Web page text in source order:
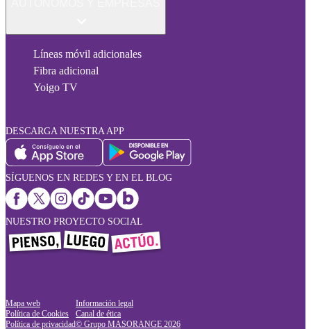
Líneas móvil adicionales
Fibra adicional
Yoigo TV
DESCARGA NUESTRA APP
SÍGUENOS EN REDES Y EN EL BLOG
NUESTRO PROYECTO SOCIAL
Mapa web
Política de Cookies
Política de privacidad
Información legal
Canal de ética
© Grupo MASORANGE 2026